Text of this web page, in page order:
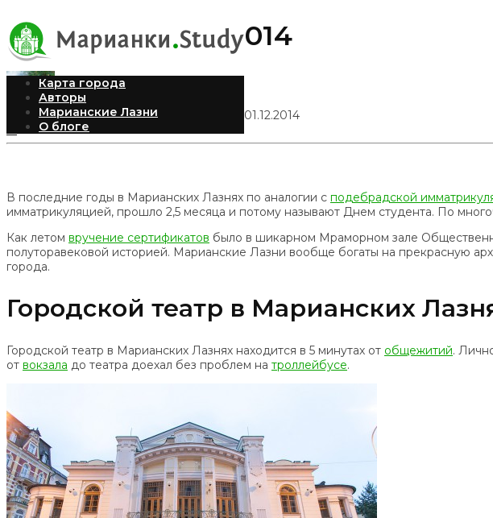
Карта города
Авторы
Марианские Лазни
О блоге
День студента 2014
Илья Рудомилов Опубликовано 01.12.2014
В последние годы в Марианских Лазнях по аналогии с подебрадской
имматрикуляцией, прошло 2,5 месяца и потому называют Днем студента. По
Как летом вручение сертификатов было в шикарном Мраморном зале
полуторавековой историей. Марианские Лазни вообще богаты на прекрасную
города.
Городской театр в Марианских
Городской театр в Марианских Лазнях находится в 5 минутах от общежитий.
от вокзала до театра доехал без проблем на троллейбусе.